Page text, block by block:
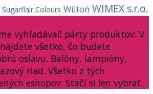
Sugarflair Colours Wilton WIMEX s.r.o.
vyhľadávač párty produktov. V
všetko, čo budete
oslavu. Balóny, lampióny,
riad. Všetko z tých
eshopov. Stačí si len vybrať.